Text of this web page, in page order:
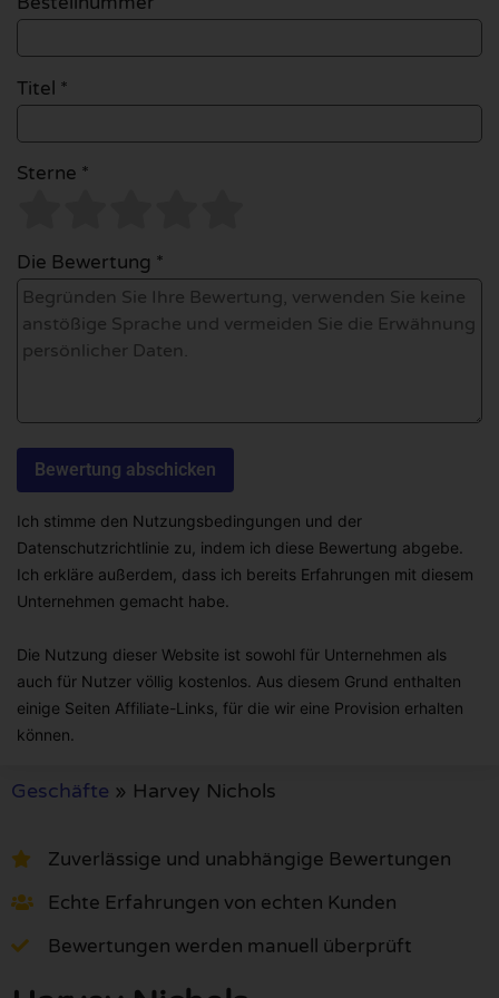
Titel *
Sterne *
Die Bewertung *
Ich stimme den Nutzungsbedingungen und der
Datenschutzrichtlinie zu, indem ich diese Bewertung abgebe.
Ich erkläre außerdem, dass ich bereits Erfahrungen mit diesem
Unternehmen gemacht habe.
Die Nutzung dieser Website ist sowohl für Unternehmen als
auch für Nutzer völlig kostenlos. Aus diesem Grund enthalten
einige Seiten Affiliate-Links, für die wir eine Provision erhalten
können.
Geschäfte » Harvey Nichols
Zuverlässige und unabhängige Bewertungen
Echte Erfahrungen von echten Kunden
Bewertungen werden manuell überprüft